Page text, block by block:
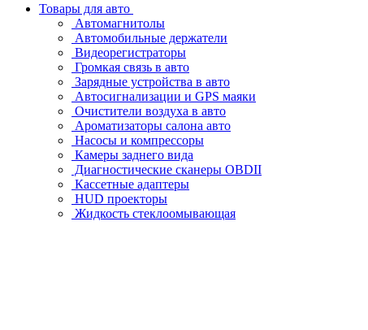
Товары для авто
Автомагнитолы
Автомобильные держатели
Видеорегистраторы
Громкая связь в авто
Зарядные устройства в авто
Автосигнализации и GPS маяки
Очистители воздуха в авто
Ароматизаторы салона авто
Насосы и компрессоры
Камеры заднего вида
Диагностические сканеры OBDII
Кассетные адаптеры
HUD проекторы
Жидкость стеклоомывающая